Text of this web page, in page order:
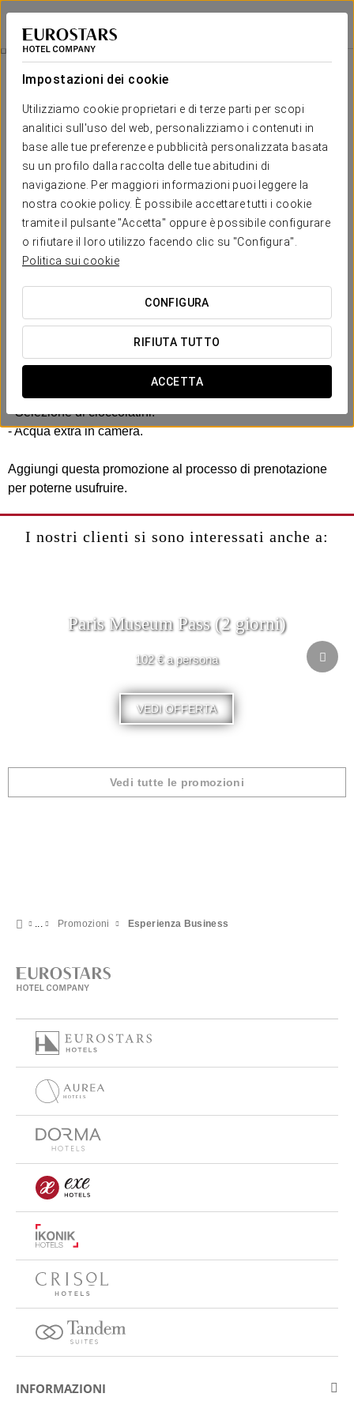
Impostazioni dei cookie
Utilizziamo cookie proprietari e di terze parti per scopi
analitici sull'uso del web, personalizziamo i contenuti in
base alle tue preferenze e pubblicità personalizzata basata
su un profilo dalla raccolta delle tue abitudini di
navigazione. Per maggiori informazioni puoi leggere la
nostra cookie policy. È possibile accettare tutti i cookie
tramite il pulsante "Accetta" oppure è possibile configurare
o rifiutare il loro utilizzo facendo clic su "Configura".
Politica sui cookie
CONFIGURA
RIFIUTA TUTTO
ACCETTA
Exe Panorama
PARIGI
Esperienza Business
16 €
Esperienza Business
Ideata per chi apprezza i piccoli piaceri della vita, questa
esperienza ti offre un comfort extra in ogni momento.
Include:
- Early check-in (soggetto a disponibilità).
- Late check-out fino alle 14:00 (soggetto a disponibilità).
- Selezione di cioccolatini.
- Acqua extra in camera.
Aggiungi questa promozione al processo di prenotazione
per poterne usufruire.
I nostri clienti si sono interessati anche a:
Paris Museum Pass (2 giorni)
102 € a persona
VEDI OFFERTA
Vedi tutte le promozioni
Promozioni Esperienza Business
INFORMAZIONI